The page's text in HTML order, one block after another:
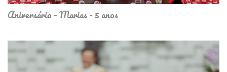
Aniversário - Marias - 5 anos